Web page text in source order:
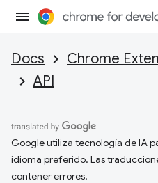
Docs Chrome
API
Google utiliza tecnología de IA
idioma preferido. Las
contener errores.